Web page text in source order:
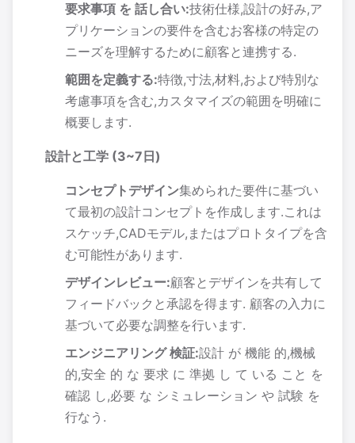
要求事項 を 話し合い:技術仕様,設計の好み,ア
プリケーションの要件を含むお客様の特定の
ニーズを理解するために顧客と連携する.
範囲を定義する:特徴,寸法,材料,および特別な
考慮事項を含む,カスタマイズの範囲を明確に
概要します.
設計と工学 (3~7日)
コンセプトデザイン集められた要件に基づい
て最初の設計コンセプトを作成します.これは
スケッチ,CADモデル,またはプロトタイプを含
む可能性があります.
デザインレビュー:顧客とデザインを共有して
フィードバックと承認を得ます. 顧客の入力に
基づいて必要な調整を行います.
エンジニアリング 検証:設計 が 機能 的,機械
的,安全 的 な 要求 に 準拠 し て いる こと を
確認 し,必要 な シミュレーション や 試験 を
行なう.